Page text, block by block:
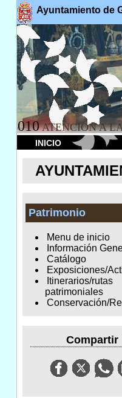
Ayuntamiento de
010 ATENCION A
INICIO
Patrimonio
Menu de inicio
Información
Catálogo
Exposiciones/
Itinerarios/rutas
patrimoniales
Conservación/
Compartir